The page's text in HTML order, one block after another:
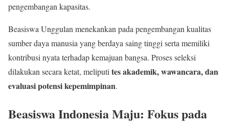
pengembangan kapasitas.
Beasiswa Unggulan menekankan pada pengembangan kualitas
sumber daya manusia yang berdaya saing tinggi serta memiliki
kontribusi nyata terhadap kemajuan bangsa. Proses seleksi
dilakukan secara ketat, meliputi tes akademik, wawancara, dan
evaluasi potensi kepemimpinan.
Beasiswa Indonesia Maju: Fokus pada